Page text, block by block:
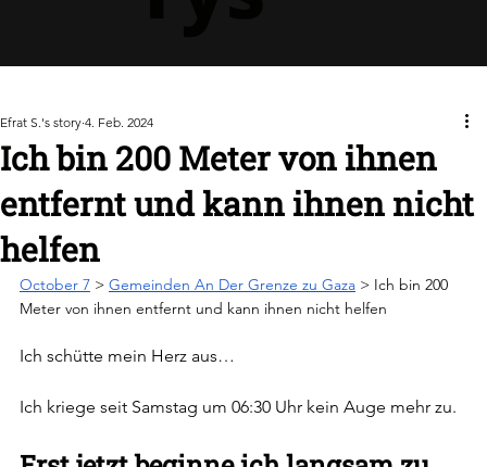
Ich bin 200 Meter von ihnen
entfernt und kann ihnen nicht
helfen
Efrat S.'s story 4. Feb. 2024
October 7 > Gemeinden An Der Grenze zu Gaza > Ich bin 200
Meter von ihnen entfernt und kann ihnen nicht helfen
Ich schütte mein Herz aus…
Ich kriege seit Samstag um 06:30 Uhr kein Auge mehr zu.